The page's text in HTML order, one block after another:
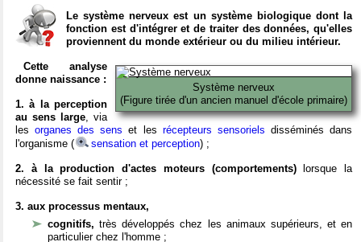
Le système nerveux est un système biologique dont la
fonction est d'intégrer et de traiter des données, qu'elles
proviennent du monde extérieur ou du milieu intérieur.
Système nerveux
(Figure tirée d'un ancien manuel d'école primaire)
Cette analyse
donne naissance :
1. à la perception
au sens large, via
lesorganes des sens et les récepteurs sensoriels disséminés dans
l'organisme (
sensation et perception) ;
2. à la production d'actes moteurs (comportements)lorsque la
nécessité se fait sentir ;
3. aux processus mentaux,
cognitifs,très développés chez les animaux supérieurs, et en
particulier chez l'homme ;